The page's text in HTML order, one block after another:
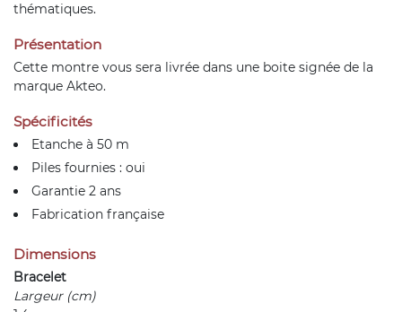
thématiques.
Présentation
Cette montre vous sera livrée dans une boite signée de la
marque Akteo.
Spécificités
Etanche à 50 m
Piles fournies : oui
Garantie 2 ans
Fabrication française
Dimensions
Bracelet
Largeur (cm)